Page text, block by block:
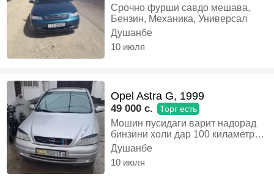
Срочно фурши савдо мешава,
Бензин, Механика, Универсал
Душанбе
10 июля
Opel Astra G, 1999
49 000 c. Торг есть
Мошин пусидаги варит надорад
бинзини холи дар 100 киламетр 7
л бинзин мехурад ҳуҷат надора
алишам мешавад мебинем
варянта, Бензин, Механика,
Душанбе
10 июля